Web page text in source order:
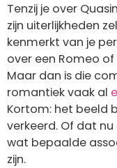
Tenzij je over
zijn uiterlijkheden
kenmerkt van je
over een Romeo
Maar dan is die
romantiek vaak al
Kortom: het beeld
verkeerd. Of dat
wat bepaalde
zijn.